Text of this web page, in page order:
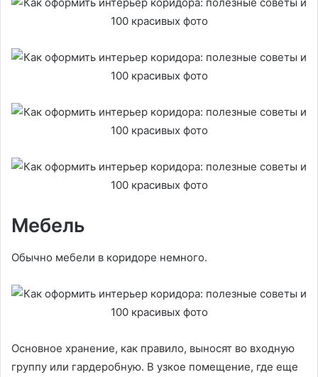
Мебель
Обычно мебели в коридоре немного.
Основное хранение, как правило, выносят во входную
группу или гардеробную. В узкое помещение, где еще